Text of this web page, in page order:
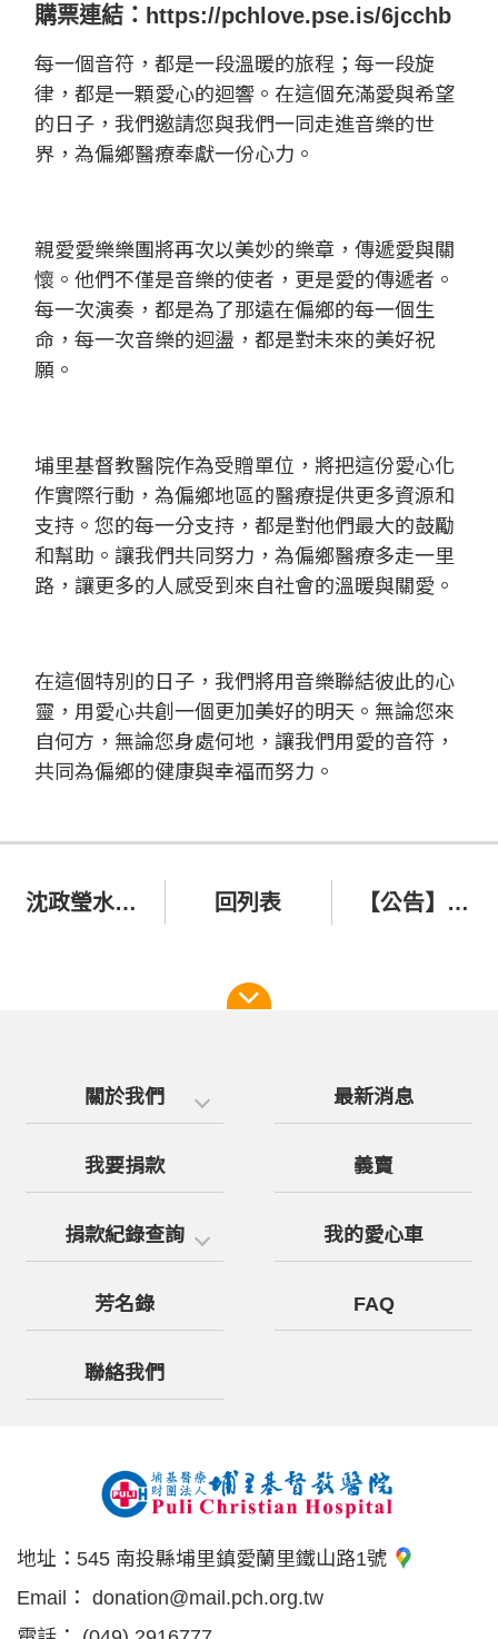
購票連結： https://pchlove.pse.is/6jcchb
每一個音符，都是一段溫暖的旅程；每一段旋
律，都是一顆愛心的迴響。在這個充滿愛與希望
的日子，我們邀請您與我們一同走進音樂的世
界，為偏鄉醫療奉獻一份心力。
親愛愛樂樂團將再次以美妙的樂章，傳遞愛與關
懷。他們不僅是音樂的使者，更是愛的傳遞者。
每一次演奏，都是為了那遠在偏鄉的每一個生
命，每一次音樂的迴盪，都是對未來的美好祝
願。
埔里基督教醫院作為受贈單位，將把這份愛心化
作實際行動，為偏鄉地區的醫療提供更多資源和
支持。您的每一分支持，都是對他們最大的鼓勵
和幫助。讓我們共同努力，為偏鄉醫療多走一里
路，讓更多的人感受到來自社會的溫暖與關愛。
在這個特別的日子，我們將用音樂聯結彼此的心
靈，用愛心共創一個更加美好的明天。無論您來
自何方，無論您身處何地，讓我們用愛的音符，
共同為偏鄉的健康與幸福而努力。
沈政瑩水彩義賣畫展─支持埔基偏鄉醫療兒童發展事工 回列表 【公告】機房搬遷與設備更新1/10~1/11暫停網站各項服務
關於我們 最新消息
我要捐款 義賣
捐款紀錄查詢 我的愛心車
芳名錄 FAQ
聯絡我們
地址： 545 南投縣埔里鎮愛蘭里鐵山路1號
Email： donation@mail.pch.org.tw